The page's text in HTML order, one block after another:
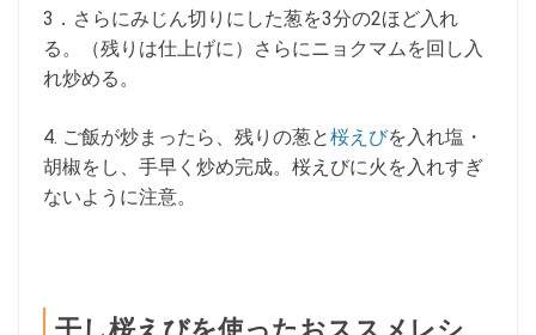
3．さらにみじん切りにした葱を3分の2ほど入れ
る。（残りは仕上げに）さらにニョクマムを回し入
れ炒める。
4. ご飯が炒まったら、残りの葱と桜えびを入れ塩・
胡椒をし、手早く炒め完成。桜えびに火を入れすぎ
ないように注意。